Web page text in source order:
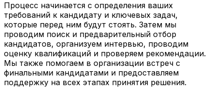
Процесс начинается с определения ваших
требований к кандидату и ключевых задач,
которые перед ним будут стоять. Затем мы
проводим поиск и предварительный отбор
кандидатов, организуем интервью, проводим
оценку квалификаций и проверяем рекомендации.
Мы также помогаем в организации встреч с
финальными кандидатами и предоставляем
поддержку на всех этапах принятия решения.